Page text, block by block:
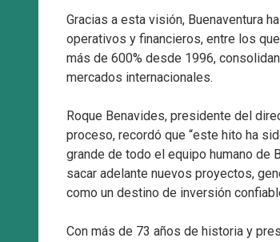
Gracias a esta visión, Buenaventura
operativos y financieros, entre los
más de 600% desde 1996,
mercados internacionales.
Roque Benavides, presidente del
proceso, recordó que “este hito ha
grande de todo el equipo humano de
sacar adelante nuevos proyectos,
como un destino de inversión
Con más de 73 años de historia y